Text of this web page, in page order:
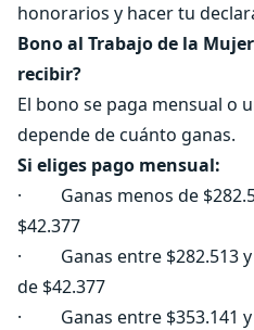
honorarios y hacer tu
Bono al Trabajo de la
recibir?
El bono se paga mensual o
depende de cuánto ganas.
Si eliges pago mensual:
· Ganas menos de
$42.377
· Ganas entre $282.513 y
de $42.377
· Ganas entre $353.141 y